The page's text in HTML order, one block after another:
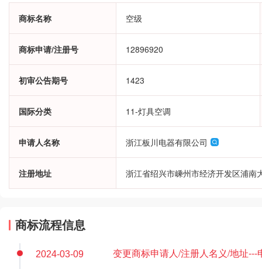
商标名称 空级
商标申请/注册号 12896920
初审公告期号 1423
国际分类 11-灯具空调
申请人名称 浙江板川电器有限公司
注册地址 浙江省绍兴市嵊州市经济开发区浦南
商标流程信息
2024-03-09 变更商标申请人/注册人名义/地址---